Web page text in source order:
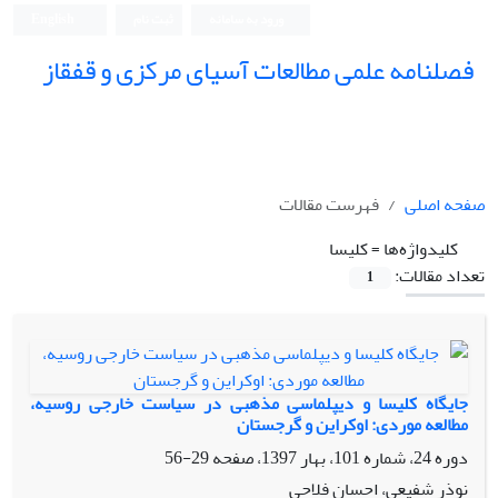
فصلنامه علمی مطالعات آسیای مرکزی و قفقاز
صفحه اصلی
فهرست مقالات
کلیدواژه‌ها =کلیسا
تعداد مقالات:
1
جایگاه کلیسا و دیپلماسی مذهبی در سیاست خارجی روسیه،
مطالعه موردی: اوکراین و گرجستان
دوره 24، شماره 101، بهار 1397، صفحه
29-56
نوذر شفیعی، احسان فلاحی